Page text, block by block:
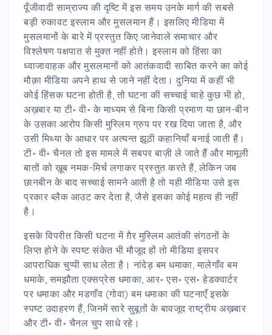
पूँजीवादी साम्राज्य की दृष्टि में इस समय उनके मार्ग की सबसे
बड़ी रुकावट इस्लाम और मुसलमान हैं। इसलिए मीडिया में
मुसलमानों के बारे में प्रस्तुत किए जानेवाले समाचार और
विश्लेषण पक्षपात से मुक्त नहीं होते। इस्लाम को हिंसा का
ध्वाजावाहक और मुसलमानों को आतंकवादी साबित करने का कोई
मौक़ा मीडिया अपने हाथ से जाने नहीं देता। दुनिया में कहीं भी
कोई हिंसक घटना होती है, तो घटना की सच्चाई चाहे कुछ भी हो,
अख़बार या टी॰ वी॰ के माध्यम से बिना किसी प्रमाण या छान-बीन
के उसका आरोप किसी मुस्लिम ग्रुप पर रख दिया जाता है, और
उसी मिथ्या के आधार पर अत्यन्त झूठी कहानियाँ बनाई जाती हैं।
टी॰ वी॰ चैनल तो इस मामले में सबपर बाज़ी ले जाते हैं और मामूली
बातों को ख़ूब नमक-मिर्च लगाकर प्रस्तुत करते हैं, लेकिन जब
छानबीन के बाद सच्चाई सामने आती है तो यही मीडिया उसे इस
प्रकार ब्लैक आउट कर देता है, जैसे इसका कोई महत्व ही नहीं
है।
इसके विपरीत किसी घटना में ग़ैर मुस्लिम आतंकी संगठनों के
लिप्त होने के स्पष्ट संकेत भी मौजूद हों तो मीडिया इसपर
आपराधिक चुप्पी साध लेता है। नांदेड़ बम धमाका, मालेगाँव बम
धमाके, समझौता एक्सप्रेस धमाका, आर॰ एस॰ एस॰ हेडक्वार्टर
पर धमाका और मडगाँव (गोवा) बम धमाका की घटनाएँ इसके
स्पष्ट उदाहरण हैं, जिनमें सारे सुबूतों के बावजूद राष्ट्रीय अख़बार
और टी॰ वी॰ चैनल चुप साधे रहे।